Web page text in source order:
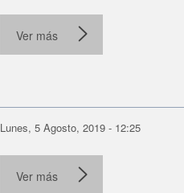
Ver más
Lunes, 5 Agosto, 2019 - 12:25
Ver más